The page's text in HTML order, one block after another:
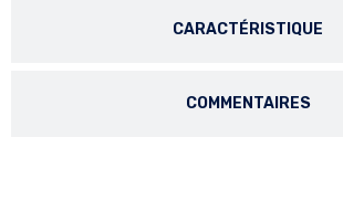
CARACTÉRISTIQUE
COMMENTAIRES